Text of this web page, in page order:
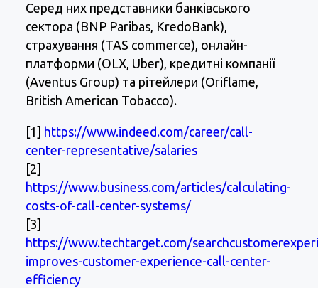
Серед них представники банківського
сектора (BNP Paribas, KredoBank),
страхування (TAS commerce), онлайн-
платформи (OLX, Uber), кредитні компанії
(Aventus Group) та рітейлери (Oriflame,
British American Tobacco).
[1] https://www.indeed.com/career/call-
center-representative/salaries
[2]
https://www.business.com/articles/calculating-
costs-of-call-center-systems/
[3]
https://www.techtarget.com/
improves-customer-experience-call-center-
efficiency